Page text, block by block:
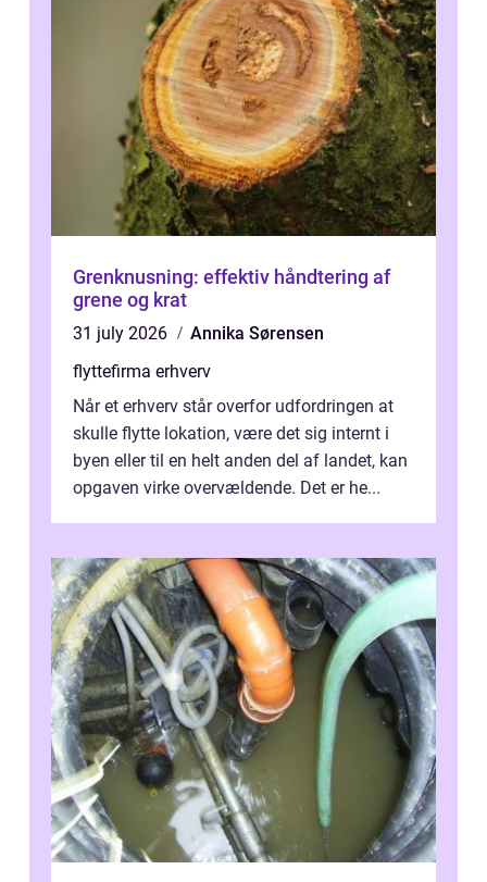
Grenknusning: effektiv håndtering af
grene og krat
31 july 2026
Annika Sørensen
flyttefirma erhverv
Når et erhverv står overfor udfordringen at
skulle flytte lokation, være det sig internt i
byen eller til en helt anden del af landet, kan
opgaven virke overvældende. Det er he...